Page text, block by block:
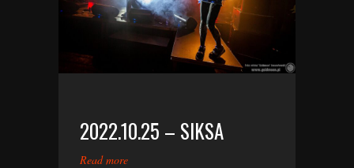
2022.10.25 – SIKSA
Read more